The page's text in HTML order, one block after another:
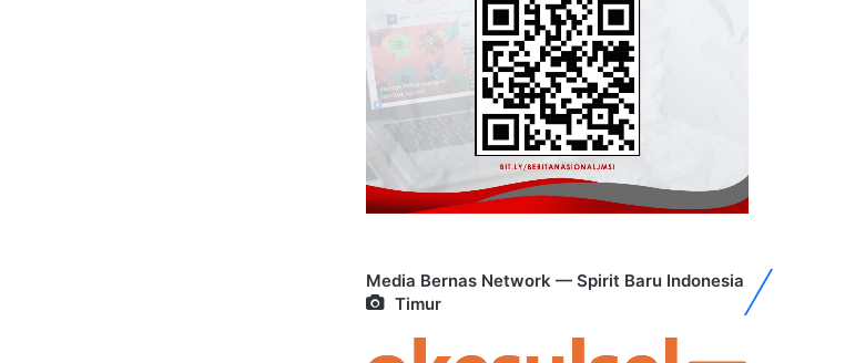
Media Bernas Network — Spirit Baru Indonesia
Timur